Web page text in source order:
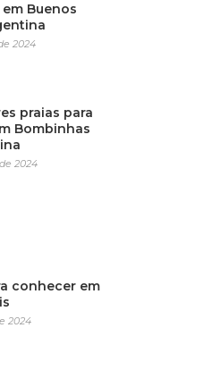
Buenos
2024
praias para
Bombinhas
2024
conhecer em
2024